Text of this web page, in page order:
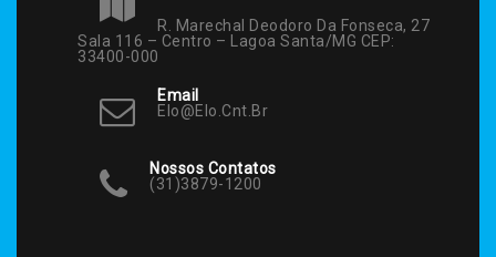
R. Marechal Deodoro Da Fonseca, 27
Sala 116 – Centro – Lagoa Santa/MG CEP:
33400-000
Email
Elo@elo.cnt.br
Nossos Contatos
(31)3879-1200